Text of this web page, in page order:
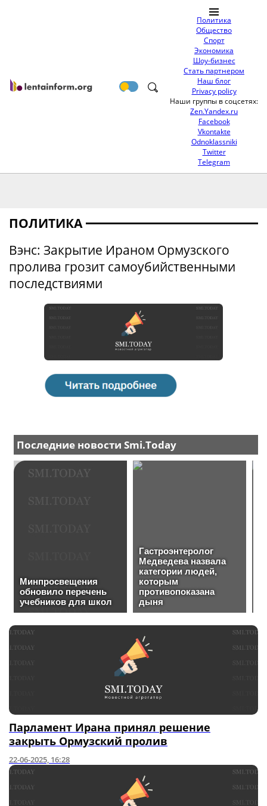
Политика
Общество
Спорт
Экономика
Шоу-бизнес
Стать партнером
Наш блог
Privacy policy
Наши группы в соцсетях:
Zen.Yandex.ru
Facebook
Vkontakte
Odnoklassniki
Twitter
Telegram
ПОЛИТИКА
Вэнс: Закрытие Ираном Ормузского
пролива грозит самоубийственными
последствиями
Парламент Ирана принял решение
закрыть Ормузский пролив
22-06-2025, 16:28